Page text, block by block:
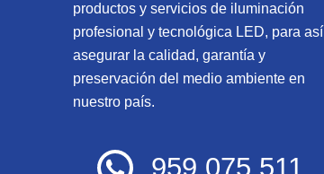
productos y servicios de iluminación
profesional y tecnológica LED, para así
asegurar la calidad, garantía y
preservación del medio ambiente en
nuestro país.
959 075 511